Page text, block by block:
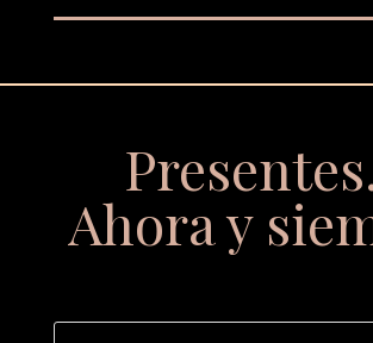
Ahora y